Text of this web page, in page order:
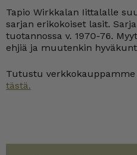
24
cl
määrä
Tapio Wirkkalan Iittalalle
sarjan erikokoiset lasit.
tuotannossa v. 1970-76.
ehjiä ja muutenkin
Tutustu
tästä.